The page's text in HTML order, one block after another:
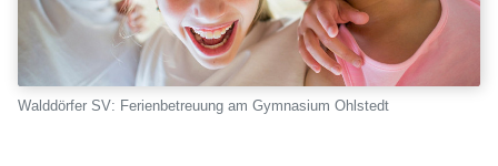
Walddörfer SV: Ferienbetreuung am Gymnasium Ohlstedt